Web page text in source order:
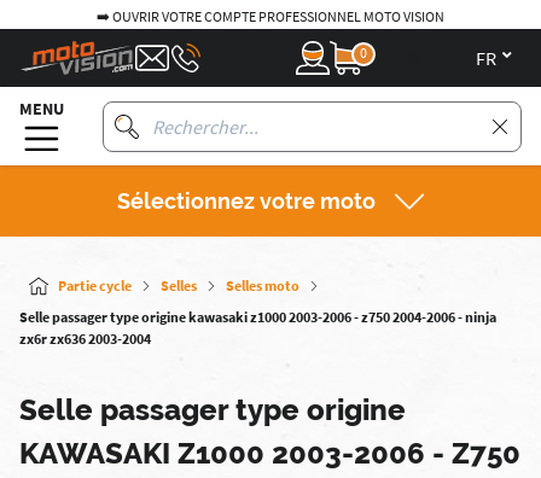
➡️ OUVRIR VOTRE COMPTE PROFESSIONNEL MOTO VISION
0
MENU
Sélectionnez votre moto
Partie cycle Selles
Selles moto
Selle passager type origine kawasaki z1000 2003-2006 - z750 2004-2006 - ninja
zx6r zx636 2003-2004
Selle passager type origine
KAWASAKI Z1000 2003-2006 - Z750